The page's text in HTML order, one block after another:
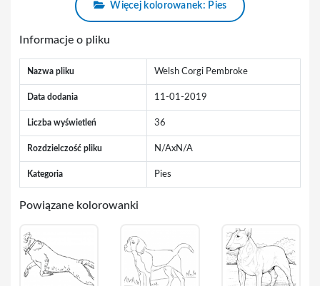
Więcej kolorowanek: Pies
Informacje o pliku
Nazwa pliku Welsh Corgi Pembroke
Data dodania 11-01-2019
Liczba wyświetleń 36
Rozdzielczość pliku N/AxN/A
Kategoria Pies
Powiązane kolorowanki